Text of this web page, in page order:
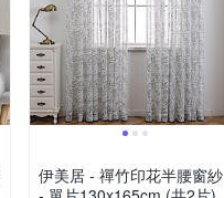
伊美居 - 禪竹印花半腰窗紗